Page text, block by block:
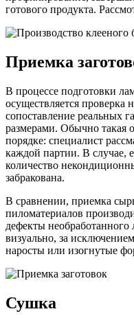
готового продукта.
Приемка
В процессе подготовки
осуществляется проверка
сопоставление реальных
размерами. Обычно такая
порядке: специалист
каждой партии. В случае,
количество
забракована.
В сравнении, приемка
пиломатериалов
дефекты необработанного
визуально, за
наросты или изогнутые
Сушка